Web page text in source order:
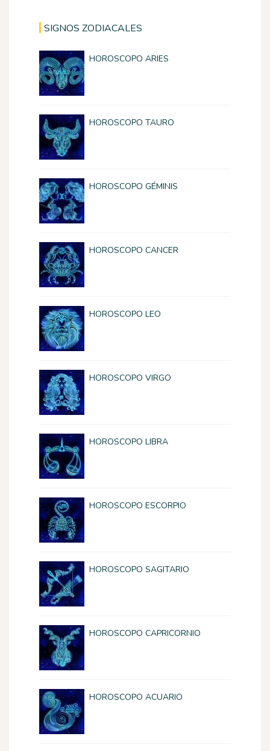
SIGNOS ZODIACALES
HOROSCOPO ARIES
HOROSCOPO TAURO
HOROSCOPO GÉMINIS
HOROSCOPO CANCER
HOROSCOPO LEO
HOROSCOPO VIRGO
HOROSCOPO LIBRA
HOROSCOPO ESCORPIO
HOROSCOPO SAGITARIO
HOROSCOPO CAPRICORNIO
HOROSCOPO ACUARIO